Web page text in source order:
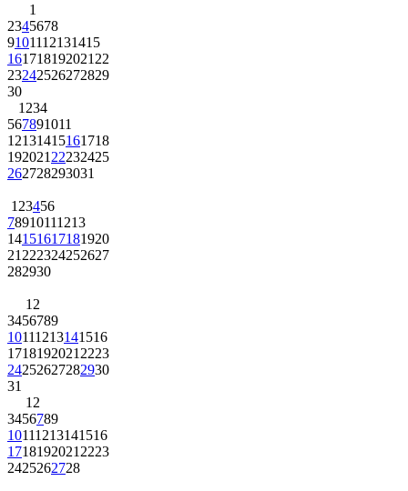
1
2345678
9101112131415
161718192021 22
23242526272829
30
1 234
567891011
12131415161718
192021 22232425
262728293031
1 23456
78910111213
14151617181920
21 222324252627
282930
1 2
3456789
10111213141516
1718192021 2223
24252627282930
31
1 2
3456789
10111213141516
1718192021 2223
2425262728